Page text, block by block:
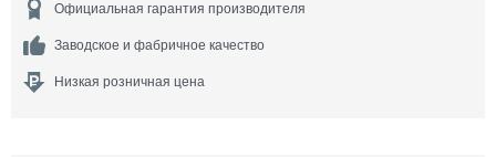
Официальная гарантия производителя
Заводское и фабричное качество
Низкая розничная цена